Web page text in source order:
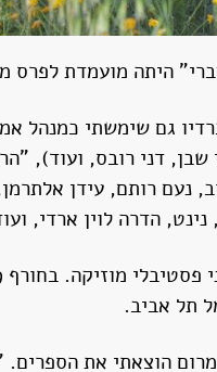
דני רובס, ועוד),
נעם רותם, עידן
הדרה לוין ארדי,
תל אביב.